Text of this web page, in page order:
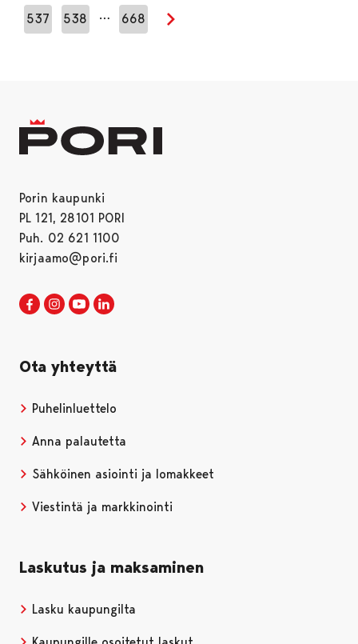
537 538 … 668
Seuraava sivu
Porin kaupunki
PL 121, 28101 PORI
Puh. 02 621 1100
kirjaamo@pori.fi
Porin kaupunki Facebookissa
Avautuu uudessa välilehdessä
Porin kaupunki Instagramissa
Avautuu uudessa välilehdessä
Porin kaupunki Youtubessa
Avautuu uudessa välilehdessä
Ota yhteyttä
Puhelinluettelo
Anna palautetta
Sähköinen asiointi ja lomakkeet
Viestintä ja markkinointi
Laskutus ja maksaminen
Lasku kaupungilta